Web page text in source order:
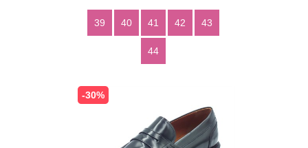
39 40 41 42 43
44
-30%